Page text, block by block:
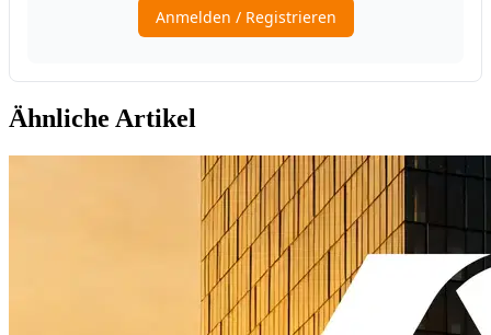
Ähnliche Artikel